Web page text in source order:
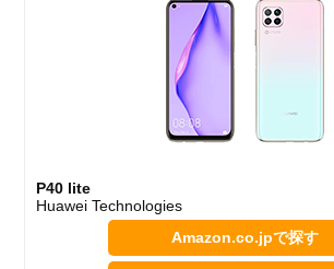
P40 lite
Huawei Technologies
Amazon.co.jpで探す